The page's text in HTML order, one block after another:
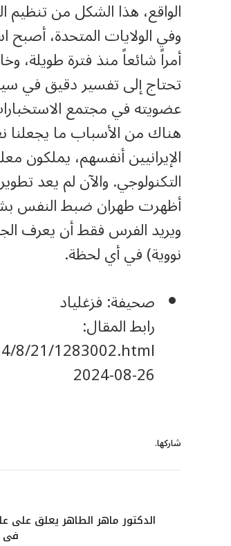
الواقع، هذا الشكل من
وفي الولايات المتحدة، أصبح
أمراً شائعاً منذ فترة طويلة،
تحتاج إلى تفسير دقيق في
عضويته في مجتمع
هناك من الأسباب ما يجعلنا
الإيرانيين أنفسهم، يملكون
التكنولوجي. والآن لم يعد
أظهرت طهران ضبط النفس
ويريد الفرس فقط أن يعرف
نووية) في أي لحظة.
صحيفة: فزغلياد
رابط المقال:
8/21/1283002.html
‎2024-‎08-‎26
شاركها.
الدكتور ماهر الطاهر يعلق على
في